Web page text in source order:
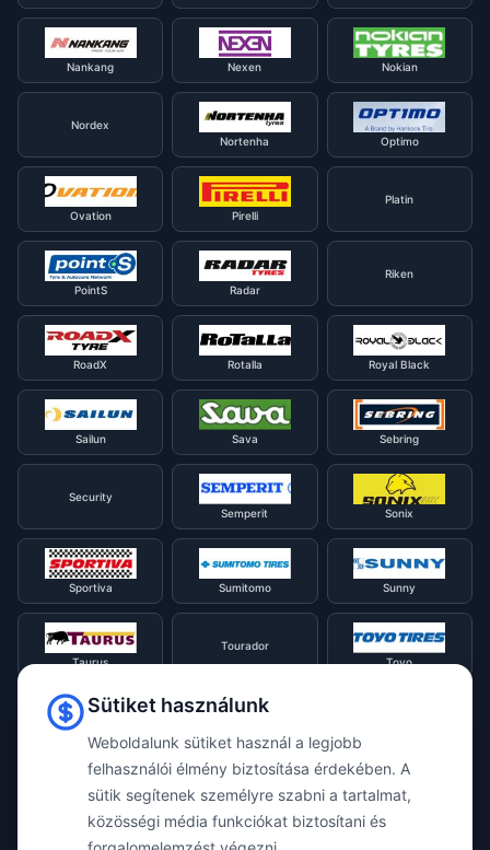
Nankang Nexen Nokian
Nordex
Nortenha
Optimo
Ovation Pirelli
Platin
PointS Radar
Riken
RoadX Rotalla Royal Black
Sailun Sava Sebring
Security
Semperit
Sonix
Sportiva Sumitomo Sunny
Taurus
Tourador
Toyo
Tracmax
Triangle
Viking Voyager
Sütiket használunk
Weboldalunk sütiket használ a legjobb
felhasználói élmény biztosítása érdekében. A
sütik segítenek személyre szabni a tartalmat,
közösségi média funkciókat biztosítani és